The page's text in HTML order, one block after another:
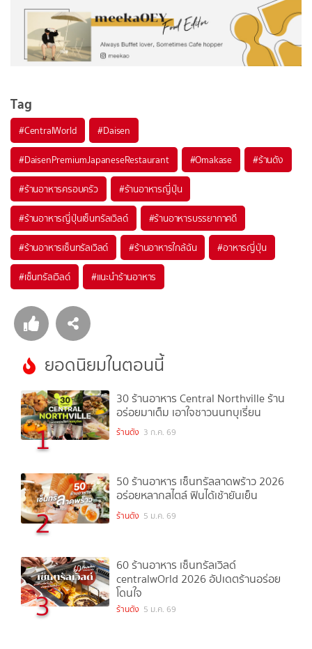
Tag
#CentralWorld #Daisen
#DaisenPremiumJapaneseRestaurant #Omakase #ร้านดัง
#ร้านอาหารครอบครัว #ร้านอาหารญี่ปุ่น
#ร้านอาหารญี่ปุ่นเซ็นทรัลเวิลด์ #ร้านอาหารบรรยากาศดี
#ร้านอาหารเซ็นทรัลเวิลด์ #ร้านอาหารใกล้ฉัน #อาหารญี่ปุ่น
#เซ็นทรัลเวิลด์ #แนะนำร้านอาหาร
ยอดนิยมในตอนนี้
1
30 ร้านอาหาร Central Northville ร้าน
อร่อยมาเต็ม เอาใจชาวนนทบุเรี่ยน
ร้านดัง 3 ก.ค. 69
2
50 ร้านอาหาร เซ็นทรัลลาดพร้าว 2026
อร่อยหลากสไตล์ ฟินได้เช้ายันเย็น
ร้านดัง 5 ม.ค. 69
3
60 ร้านอาหาร เซ็นทรัลเวิลด์
centralwOrld 2026 อัปเดตร้านอร่อย
โดนใจ
ร้านดัง 5 ม.ค. 69